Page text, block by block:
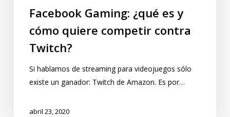
Facebook Gaming: ¿qué es y
cómo quiere competir contra
Twitch?
Si hablamos de streaming para videojuegos sólo
existe un ganador: Twitch de Amazon. Es por…
abril 23, 2020